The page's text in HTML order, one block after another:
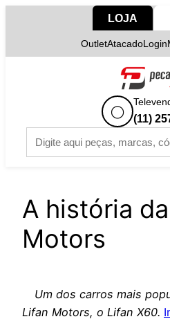
LOJA
OutletAtacadoLogin
◯
(11)
A história
Motors
Um dos carros mais
Lifan Motors, o Lifan X60.